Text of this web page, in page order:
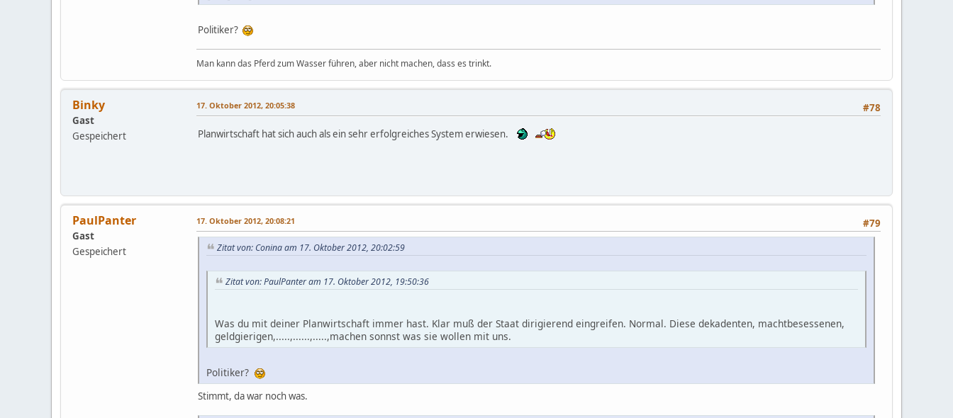
Politiker?
Man kann das Pferd zum Wasser führen, aber nicht machen, dass es trinkt.
Binky
Gast
Gespeichert
#78
17. Oktober 2012, 20:05:38
Planwirtschaft hat sich auch als ein sehr erfolgreiches System erwiesen.
PaulPanter
Gast
Gespeichert
#79
17. Oktober 2012, 20:08:21
Zitat von: Conina am 17. Oktober 2012, 20:02:59
Zitat von: PaulPanter am 17. Oktober 2012, 19:50:36
Was du mit deiner Planwirtschaft immer hast. Klar muß der Staat dirigierend eingreifen. Normal. Diese dekadenten, machtbesessenen,
geldgierigen,.....,......,.....,machen sonnst was sie wollen mit uns.
Politiker?
Stimmt, da war noch was.